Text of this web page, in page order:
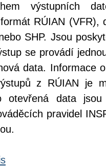
výstupních
RÚIAN (VFR),
SHP. Jsou
se provádí
data. Informace
z RÚIAN je
otevřená data
pravidel